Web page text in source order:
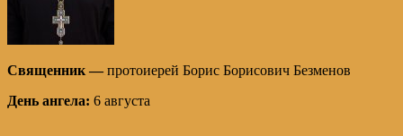
Священник —протоиерей Борис Борисович Безменов
День ангела: 6 августа